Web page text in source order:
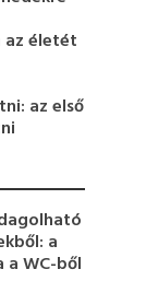
az életét
az első
a
a WC-ből